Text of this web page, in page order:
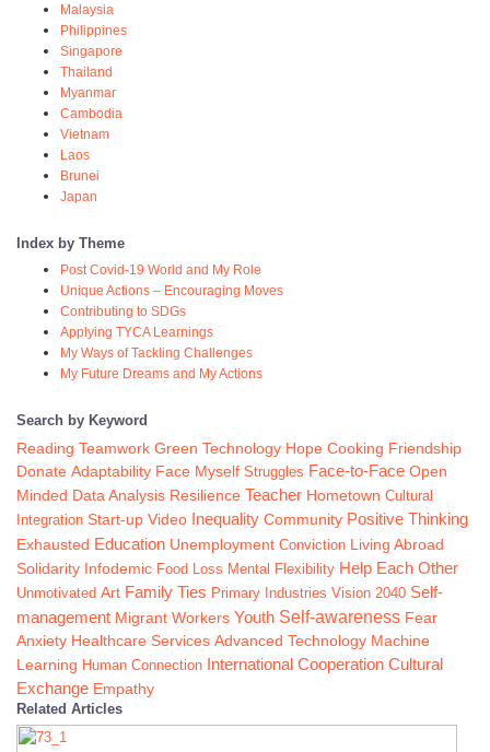
Malaysia
Philippines
Singapore
Thailand
Myanmar
Cambodia
Vietnam
Laos
Brunei
Japan
Index by Theme
Post Covid-19 World and My Role
Unique Actions – Encouraging Moves
Contributing to SDGs
Applying TYCA Learnings
My Ways of Tackling Challenges
My Future Dreams and My Actions
Search by Keyword
Reading Teamwork Green Technology Hope Cooking Friendship
Donate Adaptability Face Myself Struggles Face-to-Face Open
Minded Data Analysis Resilience Teacher Hometown Cultural
Integration Start-up Video Inequality Community Positive Thinking
Exhausted Education Unemployment Conviction Living Abroad
Solidarity Infodemic Food Loss Mental Flexibility Help Each Other
Unmotivated Art Family Ties Primary Industries Vision 2040 Self-
management Migrant Workers Youth Self-awareness Fear
Anxiety Healthcare Services Advanced Technology Machine
Learning Human Connection International Cooperation Cultural
Exchange Empathy
Related Articles